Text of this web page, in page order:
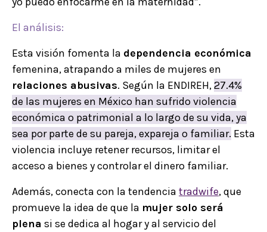
El análisis:
Esta visión fomenta la dependencia económica
femenina, atrapando a miles de mujeres en
relaciones abusivas. Según la ENDIREH,27.4%
de las mujeres en México han sufrido violencia
económica o patrimonial a lo largo de su vida, ya
sea por parte de su pareja, expareja o familiar. Esta
violencia incluye retener recursos, limitar el
acceso a bienes y controlar el dinero familiar.
Además, conecta con la tendencia tradwife, que
promueve la idea de que la mujer solo será
plena si se dedica al hogar y al servicio del